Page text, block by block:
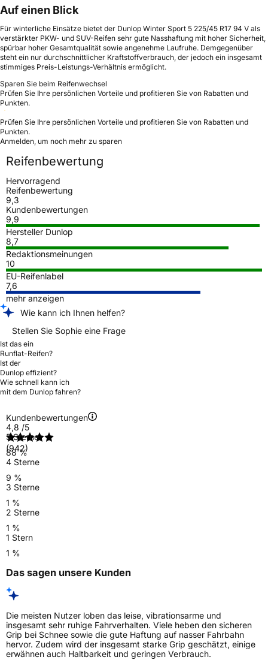
Auf einen Blick
Für winterliche Einsätze bietet der Dunlop Winter Sport 5 225/45 R17 94 V als
verstärkter PKW- und SUV-Reifen sehr gute Nasshaftung mit hoher Sicherheit,
spürbar hoher Gesamtqualität sowie angenehme Laufruhe. Demgegenüber
steht ein nur durchschnittlicher Kraftstoffverbrauch, der jedoch ein insgesamt
stimmiges Preis-Leistungs-Verhältnis ermöglicht.
Sparen Sie beim Reifenwechsel
Prüfen Sie Ihre persönlichen Vorteile und profitieren Sie von Rabatten und
Punkten.
Prüfen Sie Ihre persönlichen Vorteile und profitieren Sie von Rabatten und
Punkten.
Anmelden, um noch mehr zu sparen
Reifenbewertung
Hervorragend
Reifenbewertung
9,3
Kundenbewertungen
9,9
Hersteller Dunlop
8,7
Redaktionsmeinungen
10
EU-Reifenlabel
7,6
mehr anzeigen
Wie kann ich Ihnen helfen?
Stellen Sie Sophie eine Frage
Ist das ein
Runflat-Reifen?
Ist der
Dunlop effizient?
Wie schnell kann ich
mit dem Dunlop fahren?
Kundenbewertungen
4,8 /5
(942)
5 Sterne
88 %
4 Sterne
9 %
3 Sterne
1 %
2 Sterne
1 %
1 Stern
1 %
Das sagen unsere Kunden
Die meisten Nutzer loben das leise, vibrationsarme und
insgesamt sehr ruhige Fahrverhalten. Viele heben den sicheren
Grip bei Schnee sowie die gute Haftung auf nasser Fahrbahn
hervor. Zudem wird der insgesamt starke Grip geschätzt, einige
erwähnen auch Haltbarkeit und geringen Verbrauch.